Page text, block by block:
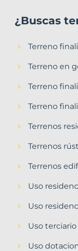
¿Buscas
Terreno
Terreno en
Terreno
Terreno
Terrenos
Terrenos
Terrenos
Uso
Uso
Uso terciario
Uso